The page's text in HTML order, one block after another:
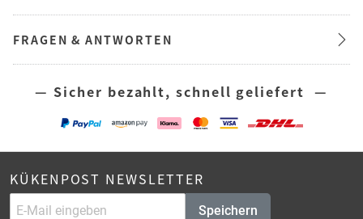
FRAGEN & ANTWORTEN
— Sicher bezahlt, schnell geliefert —
KÜKENPOST NEWSLETTER
Speichern